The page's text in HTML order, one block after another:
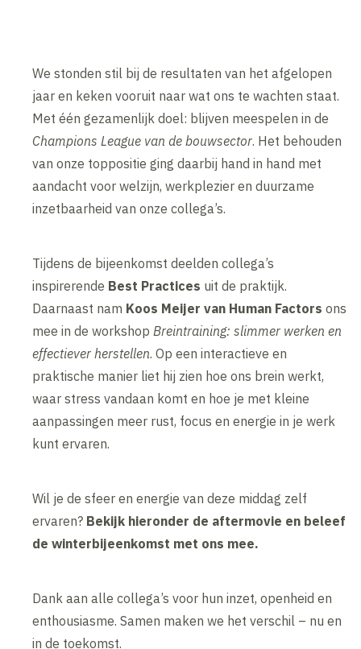
We stonden stil bij de resultaten van het afgelopen
jaar en keken vooruit naar wat ons te wachten staat.
Met één gezamenlijk doel: blijven meespelen in de
Champions League van de bouwsector. Het behouden
van onze toppositie ging daarbij hand in hand met
aandacht voor welzijn, werkplezier en duurzame
inzetbaarheid van onze collega’s.
Tijdens de bijeenkomst deelden collega’s
inspirerende Best Practices uit de praktijk.
Daarnaast nam Koos Meijer van Human Factors ons
mee in de workshopBreintraining: slimmer werken en
effectiever herstellen. Op een interactieve en
praktische manier liet hij zien hoe ons brein werkt,
waar stress vandaan komt en hoe je met kleine
aanpassingen meer rust, focus en energie in je werk
kunt ervaren.
Wil je de sfeer en energie van deze middag zelf
ervaren? Bekijk hieronder de aftermovie en beleef
de winterbijeenkomst met ons mee.
Dank aan alle collega’s voor hun inzet, openheid en
enthousiasme. Samen maken we het verschil – nu en
in de toekomst.